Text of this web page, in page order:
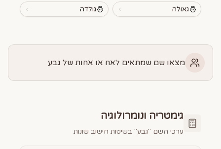
גאולה גולדה
מצאו שם שמתאים לאח או אחות של גבע
גימטריה ונומרולוגיה
ערכי השם "גבע" בשיטות חישוב שונות